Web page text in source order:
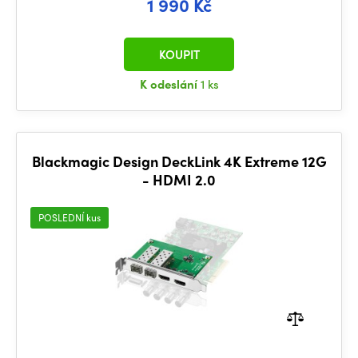
K odeslání1 ks
KOUPIT
Blackmagic Design DeckLink 4K Extreme 12G
- HDMI 2.0
POSLEDNÍ kus